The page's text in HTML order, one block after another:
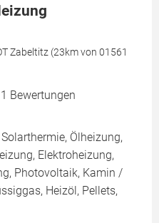
Zabeltitz (23km von 01561
Bewertungen
Ölheizung,
Elektroheizung,
Photovoltaik, Kamin /
Heizöl, Pellets,